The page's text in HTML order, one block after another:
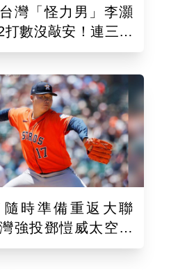
灣「怪力男」李灝
打數沒敲安！連三場
虎11:0完封水手
隨時準備重返大聯
強投鄧愷威太空人
援1.2局飆3K